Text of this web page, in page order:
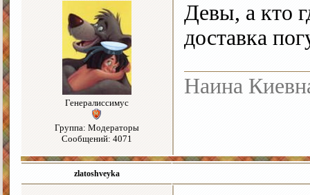
Генералиссимус
Группа: Модераторы
Сообщений: 4071
Девы, а кто
доставка
Наина
zlatoshveyka